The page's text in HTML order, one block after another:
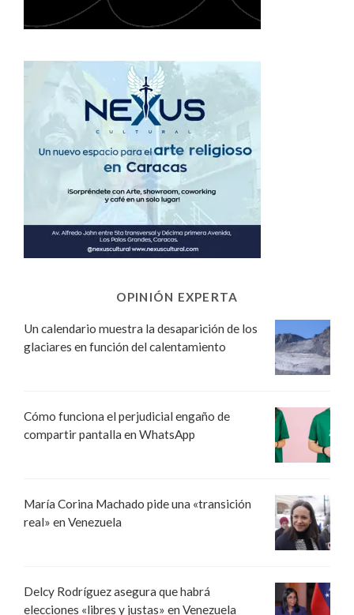
OPINIÓN EXPERTA
Un calendario muestra la desaparición de los
glaciares en función del calentamiento
Cómo funciona el perjudicial engaño de
compartir pantalla en WhatsApp
María Corina Machado pide una «transición
real» en Venezuela
Delcy Rodríguez asegura que habrá
elecciones «libres y justas» en Venezuela